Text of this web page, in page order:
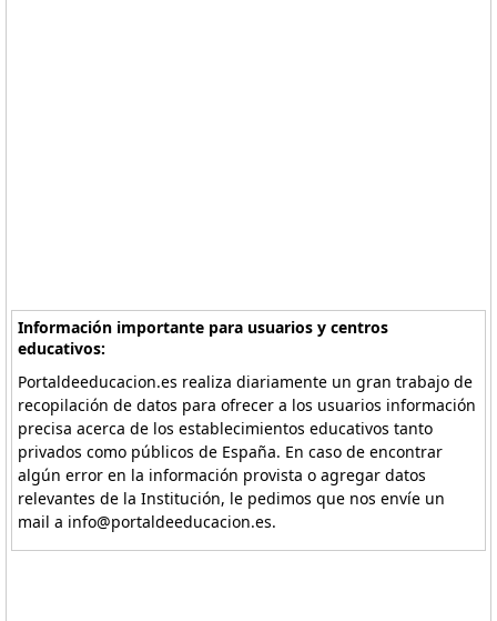
Información importante para usuarios y centros
educativos:
Portaldeeducacion.es realiza diariamente un gran trabajo de
recopilación de datos para ofrecer a los usuarios información
precisa acerca de los establecimientos educativos tanto
privados como públicos de España. En caso de encontrar
algún error en la información provista o agregar datos
relevantes de la Institución, le pedimos que nos envíe un
mail a info@portaldeeducacion.es.